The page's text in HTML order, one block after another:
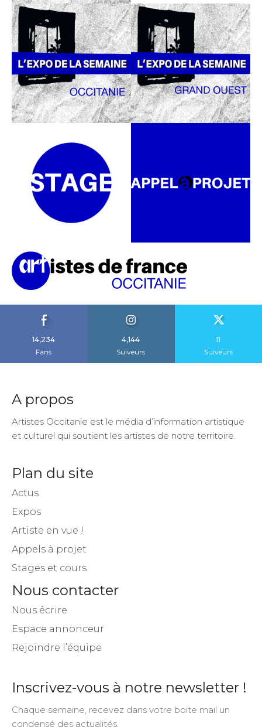
14,234
Fans
4,144
Suiveurs
11
Suiveurs
A propos
Artistes Occitanie est le média d’information artistique
et culturel qui soutient les artistes de notre territoire.
Plan du site
Actus
Expos
Artiste en vue !
Appels à projet
Stages et cours
Nous contacter
Nous écrire
Espace annonceur
Rejoindre l’équipe
Inscrivez-vous à notre newsletter !
Chaque semaine, recevez dans votre boite mail un
condensé des actualités.